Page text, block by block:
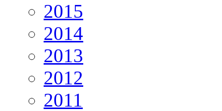
2015
2014
2013
2012
2011